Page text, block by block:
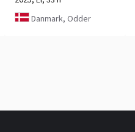
Danmark, Odder